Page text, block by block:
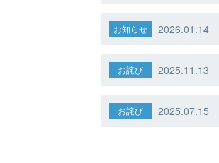
お知らせ 2026.01.14
お詫び 2025.11.13
お詫び 2025.07.15